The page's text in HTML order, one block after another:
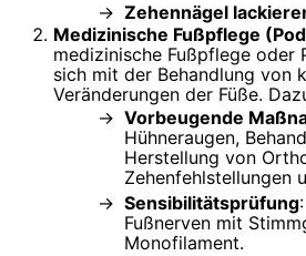
Zehennägel
Medizinische Fußpflege
medizinische Fußpflege oder
sich mit der Behandlung von
Veränderungen der Füße.
Vorbeugende
Hühneraugen,
Herstellung von
Zehenfehlstellungen
Sensibilitätsprüfung
Fußnerven mit
Monofilament.